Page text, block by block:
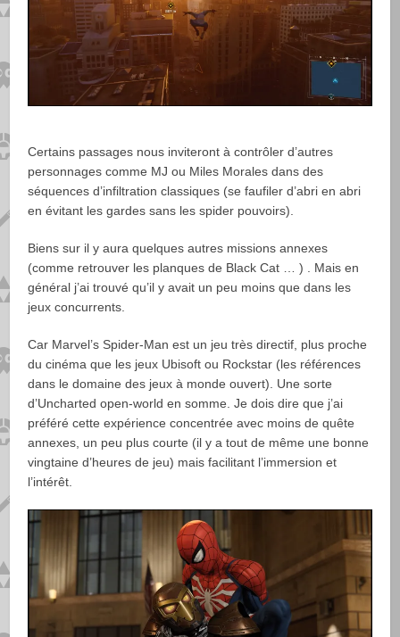
Certains passages nous inviteront à contrôler d’autres
personnages comme MJ ou Miles Morales dans des
séquences d’infiltration classiques (se faufiler d’abri en abri
en évitant les gardes sans les spider pouvoirs).
Biens sur il y aura quelques autres missions annexes
(comme retrouver les planques de Black Cat … ) . Mais en
général j’ai trouvé qu’il y avait un peu moins que dans les
jeux concurrents.
Car Marvel’s Spider-Man est un jeu très directif, plus proche
du cinéma que les jeux Ubisoft ou Rockstar (les références
dans le domaine des jeux à monde ouvert). Une sorte
d’Uncharted open-world en somme. Je dois dire que j’ai
préféré cette expérience concentrée avec moins de quête
annexes, un peu plus courte (il y a tout de même une bonne
vingtaine d’heures de jeu) mais facilitant l’immersion et
l’intérêt.